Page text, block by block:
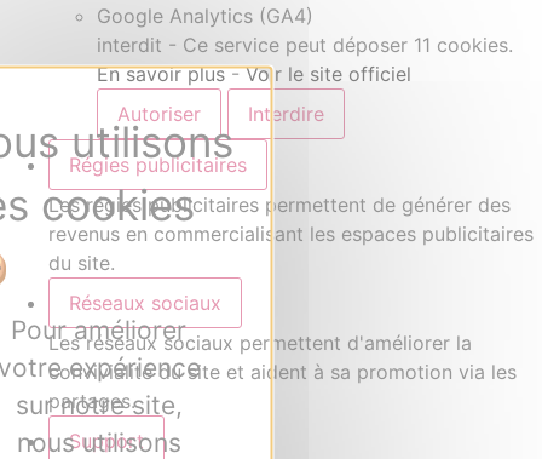
Google Analytics (GA4)
interdit - Ce service peut déposer 11 cookies.
En savoir plus -Voir le site officiel
Autoriser
Interdire
Régies publicitaires
Les régies publicitaires permettent de générer des
revenus en commercialisant les espaces publicitaires
du site.
Réseaux sociaux
Les réseaux sociaux permettent d'améliorer la
convivialité du site et aident à sa promotion via les
partages.
Support
Pour améliorer
expérience
sur notre site,
nous utilisons